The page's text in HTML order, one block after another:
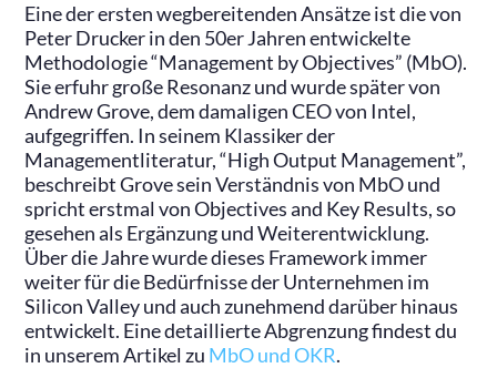
Eine der ersten wegbereitenden Ansätze ist die von
Peter Drucker in den 50er Jahren entwickelte
Methodologie “Management by Objectives” (MbO).
Sie erfuhr große Resonanz und wurde später von
Andrew Grove, dem damaligen CEO von Intel,
aufgegriffen. In seinem Klassiker der
Managementliteratur, “High Output Management”,
beschreibt Grove sein Verständnis von MbO und
spricht erstmal von Objectives and Key Results, so
gesehen als Ergänzung und Weiterentwicklung.
Über die Jahre wurde dieses Framework immer
weiter für die Bedürfnisse der Unternehmen im
Silicon Valley und auch zunehmend darüber hinaus
entwickelt. Eine detaillierte Abgrenzung findest du
in unserem Artikel zu MbO und OKR.